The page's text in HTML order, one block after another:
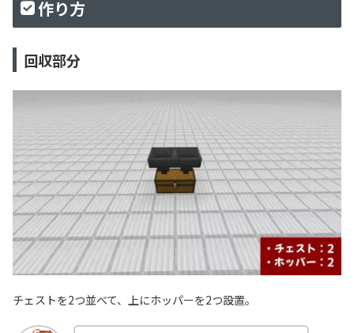
作り方
回収部分
チェストを2つ並べて、上にホッパーを2つ設置。